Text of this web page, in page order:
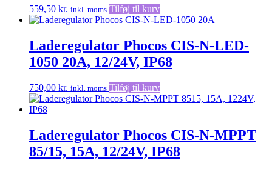
559,50 kr. inkl. moms Tilføj til kurv
Laderegulator Phocos CIS-N-LED-
1050 20A, 12/24V, IP68
750,00 kr. inkl. moms Tilføj til kurv
Laderegulator Phocos CIS-N-MPPT
85/15, 15A, 12/24V, IP68